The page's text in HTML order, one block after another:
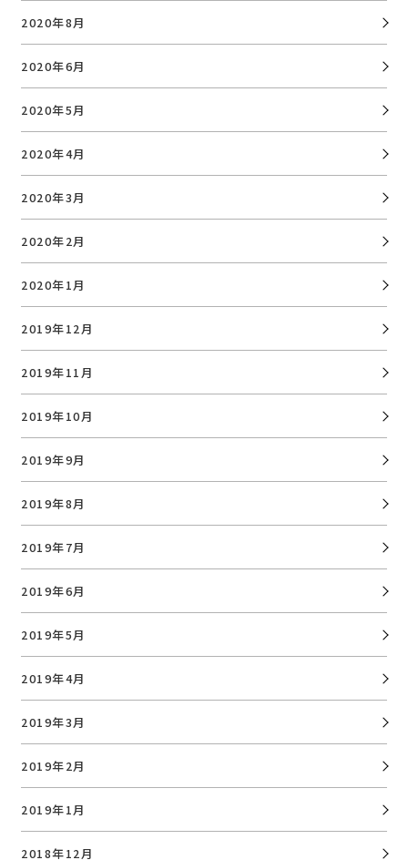
2020年8月
2020年6月
2020年5月
2020年4月
2020年3月
2020年2月
2020年1月
2019年12月
2019年11月
2019年10月
2019年9月
2019年8月
2019年7月
2019年6月
2019年5月
2019年4月
2019年3月
2019年2月
2019年1月
2018年12月